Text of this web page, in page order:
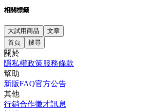
相關標籤
大試用商品
文章
首頁
搜尋
關於
隱私權政策服務條款
幫助
新版FAQ官方公告
其他
行銷合作徵才訊息